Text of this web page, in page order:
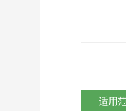
适用